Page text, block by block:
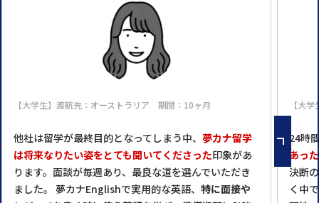
【大学生】渡航先：オーストラリア 期間：10ヶ月
他社は留学が最終目的となってしまう中、 夢カナ留学
は将来なりたい姿をとても聞いてくださった印象があ
ります。面談が毎週あり、最良な道を選んでいただき
ました。 夢カナEnglishで実用的な英語、 特に面接や
【大
24時
あっ
決断
く中